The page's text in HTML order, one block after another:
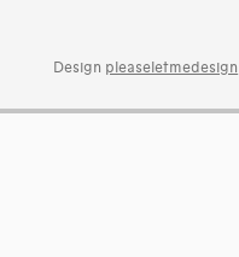
Design pleaseletmedesign